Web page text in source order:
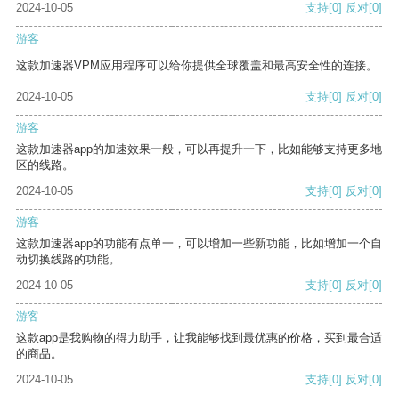
2024-10-05
支持[0] 反对[0]
游客
这款加速器VPM应用程序可以给你提供全球覆盖和最高安全性的连接。
2024-10-05 支持[0] 反对[0]
游客
这款加速器app的加速效果一般，可以再提升一下，比如能够支持更多地
区的线路。
2024-10-05
支持[0] 反对[0]
游客
这款加速器app的功能有点单一，可以增加一些新功能，比如增加一个自
动切换线路的功能。
2024-10-05
支持[0] 反对[0]
游客
这款app是我购物的得力助手，让我能够找到最优惠的价格，买到最合适
的商品。
2024-10-05
支持[0] 反对[0]